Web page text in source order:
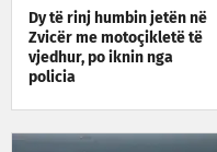
Dy të rinj humbin jetën në
Zvicër me motoçikletë të
vjedhur, po iknin nga
policia